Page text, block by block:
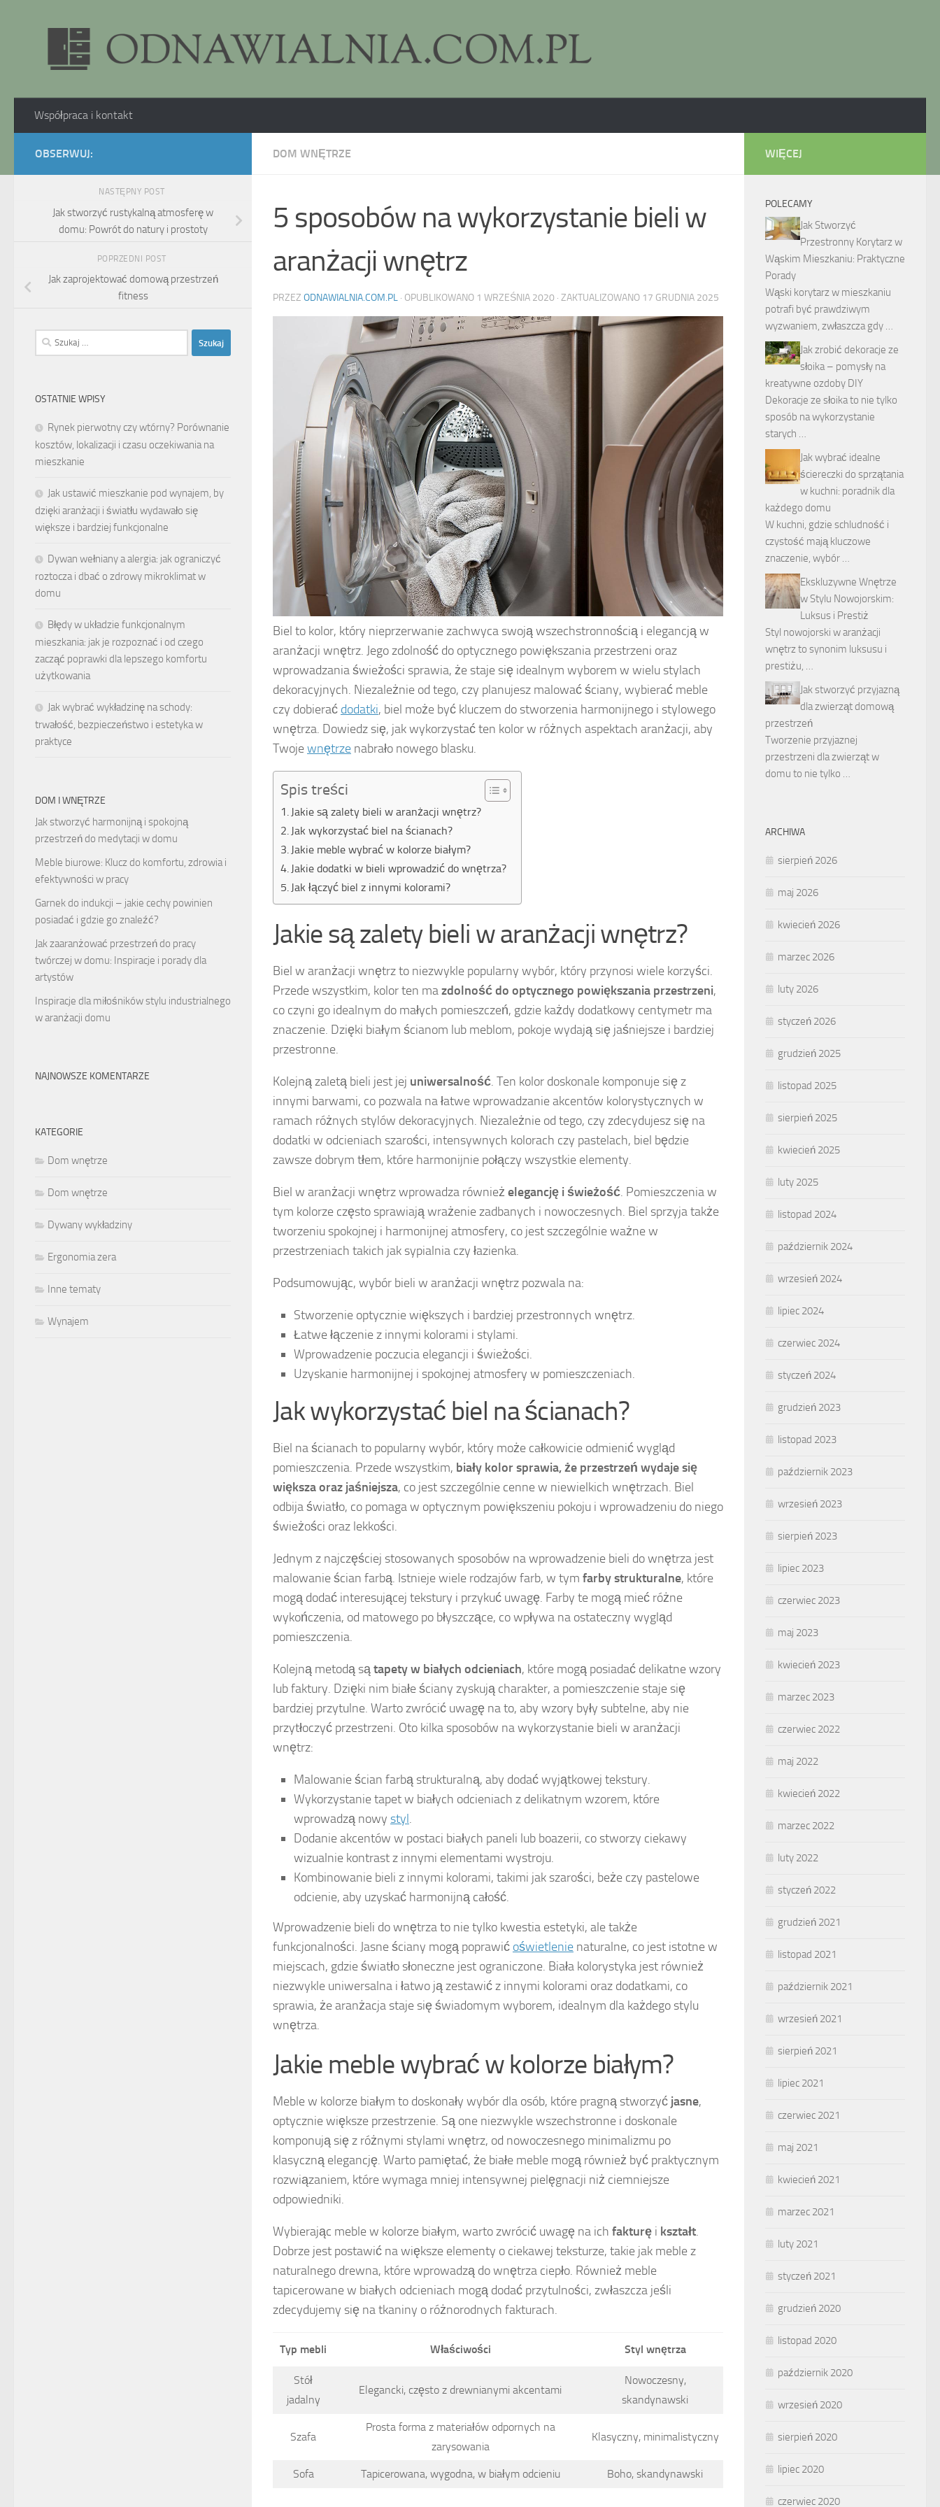
Współpraca i kontakt
DOM WNĘTRZE
5 sposobów na wykorzystanie bieli w
aranżacji wnętrz
PRZEZ ODNAWIALNIA.COM.PL · OPUBLIKOWANO 1 WRZEŚNIA 2020 · ZAKTUALIZOWANO 17 GRUDNIA 2025
Biel to kolor, który nieprzerwanie zachwyca swoją wszechstronnością i elegancją w
aranżacji wnętrz. Jego zdolność do optycznego powiększania przestrzeni oraz
wprowadzania świeżości sprawia, że staje się idealnym wyborem w wielu stylach
dekoracyjnych. Niezależnie od tego, czy planujesz malować ściany, wybierać meble
czy dobierać dodatki, biel może być kluczem do stworzenia harmonijnego i stylowego
wnętrza. Dowiedz się, jak wykorzystać ten kolor w różnych aspektach aranżacji, aby
Twojewnętrze nabrało nowego blasku.
Spis treści
Jakie są zalety bieli w aranżacji wnętrz?
Jak wykorzystać biel na ścianach?
Jakie meble wybrać w kolorze białym?
Jakie dodatki w bieli wprowadzić do wnętrza?
Jak łączyć biel z innymi kolorami?
Jakie są zalety bieli w aranżacji wnętrz?
Biel w aranżacji wnętrz to niezwykle popularny wybór, który przynosi wiele korzyści.
Przede wszystkim, kolor ten mazdolność do optycznego powiększania przestrzeni,
co czyni go idealnym do małych pomieszczeń, gdzie każdy dodatkowy centymetr ma
znaczenie. Dzięki białym ścianom lub meblom, pokoje wydają się jaśniejsze i bardziej
przestronne.
Kolejną zaletą bieli jest jej uniwersalność. Ten kolor doskonale komponuje się z
innymi barwami, co pozwala na łatwe wprowadzanie akcentów kolorystycznych w
ramach różnych stylów dekoracyjnych. Niezależnie od tego, czy zdecydujesz się na
dodatki w odcieniach szarości, intensywnych kolorach czy pastelach, biel będzie
zawsze dobrym tłem, które harmonijnie połączy wszystkie elementy.
Biel w aranżacji wnętrz wprowadza również elegancję i świeżość. Pomieszczenia w
tym kolorze często sprawiają wrażenie zadbanych i nowoczesnych. Biel sprzyja także
tworzeniu spokojnej i harmonijnej atmosfery, co jest szczególnie ważne w
przestrzeniach takich jak sypialnia czy łazienka.
Podsumowując, wybór bieli w aranżacji wnętrz pozwala na:
Stworzenie optycznie większych i bardziej przestronnych wnętrz.
Łatwe łączenie z innymi kolorami i stylami.
Wprowadzenie poczucia elegancji i świeżości.
Uzyskanie harmonijnej i spokojnej atmosfery w pomieszczeniach.
Jak wykorzystać biel na ścianach?
Biel na ścianach to popularny wybór, który może całkowicie odmienić wygląd
pomieszczenia. Przede wszystkim, biały kolor sprawia, że przestrzeń wydaje się
większa oraz jaśniejsza, co jest szczególnie cenne w niewielkich wnętrzach. Biel
odbija światło, co pomaga w optycznym powiększeniu pokoju i wprowadzeniu do niego
świeżości oraz lekkości.
Jednym z najczęściej stosowanych sposobów na wprowadzenie bieli do wnętrza jest
malowanie ścian farbą. Istnieje wiele rodzajów farb, w tym farby strukturalne, które
mogą dodać interesującej tekstury i przykuć uwagę. Farby te mogą mieć różne
wykończenia, od matowego po błyszczące, co wpływa na ostateczny wygląd
pomieszczenia.
Kolejną metodą sątapety w białych odcieniach, które mogą posiadać delikatne wzory
lub faktury. Dzięki nim białe ściany zyskują charakter, a pomieszczenie staje się
bardziej przytulne. Warto zwrócić uwagę na to, aby wzory były subtelne, aby nie
przytłoczyć przestrzeni. Oto kilka sposobów na wykorzystanie bieli w aranżacji
wnętrz:
Malowanie ścian farbą strukturalną, aby dodać wyjątkowej tekstury.
Wykorzystanie tapet w białych odcieniach z delikatnym wzorem, które
wprowadzą nowy styl.
Dodanie akcentów w postaci białych paneli lub boazerii, co stworzy ciekawy
wizualnie kontrast z innymi elementami wystroju.
Kombinowanie bieli z innymi kolorami, takimi jak szarości, beże czy pastelowe
odcienie, aby uzyskać harmonijną całość.
Wprowadzenie bieli do wnętrza to nie tylko kwestia estetyki, ale także
funkcjonalności. Jasne ściany mogą poprawić oświetlenie naturalne, co jest istotne w
miejscach, gdzie światło słoneczne jest ograniczone. Biała kolorystyka jest również
niezwykle uniwersalna i łatwo ją zestawić z innymi kolorami oraz dodatkami, co
sprawia, że aranżacja staje się świadomym wyborem, idealnym dla każdego stylu
wnętrza.
Jakie meble wybrać w kolorze białym?
Meble w kolorze białym to doskonały wybór dla osób, które pragną stworzyć jasne,
optycznie większe przestrzenie. Są one niezwykle wszechstronne i doskonale
komponują się z różnymi stylami wnętrz, od nowoczesnego minimalizmu po
klasyczną elegancję. Warto pamiętać, że białe meble mogą również być praktycznym
rozwiązaniem, które wymaga mniej intensywnej pielęgnacji niż ciemniejsze
odpowiedniki.
Wybierając meble w kolorze białym, warto zwrócić uwagę na ich fakturę i kształt.
Dobrze jest postawić na większe elementy o ciekawej teksturze, takie jak meble z
naturalnego drewna, które wprowadzą do wnętrza ciepło. Również meble
tapicerowane w białych odcieniach mogą dodać przytulności, zwłaszcza jeśli
zdecydujemy się na tkaniny o różnorodnych fakturach.
Typ mebli Właściwości Styl wnętrza
Stół
jadalny
Elegancki, często z drewnianymi akcentami
Nowoczesny,
skandynawski
Szafa
Prosta forma z materiałów odpornych na
zarysowania
Klasyczny, minimalistyczny
Sofa Tapicerowana, wygodna, w białym odcieniu Boho, skandynawski
OBSERWUJ:
NASTĘPNY POST
Jak stworzyć rustykalną atmosferę w
domu: Powrót do natury i prostoty
POPRZEDNI POST
Jak zaprojektować domową przestrzeń
fitness
Szukaj:
OSTATNIE WPISY
Rynek pierwotny czy wtórny? Porównanie
kosztów, lokalizacji i czasu oczekiwania na
mieszkanie
Jak ustawić mieszkanie pod wynajem, by
dzięki aranżacji i światłu wydawało się
większe i bardziej funkcjonalne
Dywan wełniany a alergia: jak ograniczyć
roztocza i dbać o zdrowy mikroklimat w
domu
Błędy w układzie funkcjonalnym
mieszkania: jak je rozpoznać i od czego
zacząć poprawki dla lepszego komfortu
użytkowania
Jak wybrać wykładzinę na schody:
trwałość, bezpieczeństwo i estetyka w
praktyce
DOM I WNĘTRZE
Jak stworzyć harmonijną i spokojną
przestrzeń do medytacji w domu
Meble biurowe: Klucz do komfortu, zdrowia i
efektywności w pracy
Garnek do indukcji – jakie cechy powinien
posiadać i gdzie go znaleźć?
Jak zaaranżować przestrzeń do pracy
twórczej w domu: Inspiracje i porady dla
artystów
Inspiracje dla miłośników stylu industrialnego
w aranżacji domu
NAJNOWSZE KOMENTARZE
KATEGORIE
Dom wnętrze
Dom wnętrze
Dywany wykładziny
Ergonomia zera
Inne tematy
Wynajem
WIĘCEJ
POLECAMY
Jak Stworzyć
Przestronny Korytarz w
Wąskim Mieszkaniu: Praktyczne
Porady
Wąski korytarz w mieszkaniu
potrafi być prawdziwym
wyzwaniem, zwłaszcza gdy …
Jak zrobić dekoracje ze
słoika – pomysły na
kreatywne ozdoby DIY
Dekoracje ze słoika to nie tylko
sposób na wykorzystanie
starych …
Jak wybrać idealne
ściereczki do sprzątania
w kuchni: poradnik dla
każdego domu
W kuchni, gdzie schludność i
czystość mają kluczowe
znaczenie, wybór …
Ekskluzywne Wnętrze
w Stylu Nowojorskim:
Luksus i Prestiż
Styl nowojorski w aranżacji
wnętrz to synonim luksusu i
prestiżu, …
Jak stworzyć przyjazną
dla zwierząt domową
przestrzeń
Tworzenie przyjaznej
przestrzeni dla zwierząt w
domu to nie tylko …
ARCHIWA
sierpień 2026
maj 2026
kwiecień 2026
marzec 2026
luty 2026
styczeń 2026
grudzień 2025
listopad 2025
sierpień 2025
kwiecień 2025
luty 2025
listopad 2024
październik 2024
wrzesień 2024
lipiec 2024
czerwiec 2024
styczeń 2024
grudzień 2023
listopad 2023
październik 2023
wrzesień 2023
sierpień 2023
lipiec 2023
czerwiec 2023
maj 2023
kwiecień 2023
marzec 2023
czerwiec 2022
maj 2022
kwiecień 2022
marzec 2022
luty 2022
styczeń 2022
grudzień 2021
listopad 2021
październik 2021
wrzesień 2021
sierpień 2021
lipiec 2021
czerwiec 2021
maj 2021
kwiecień 2021
marzec 2021
luty 2021
styczeń 2021
grudzień 2020
listopad 2020
październik 2020
wrzesień 2020
sierpień 2020
lipiec 2020
czerwiec 2020